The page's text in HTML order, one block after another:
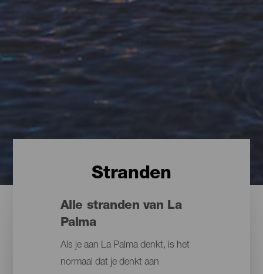
Stranden
Alle stranden van La
Palma
Als je aan La Palma denkt, is het
normaal dat je denkt aan